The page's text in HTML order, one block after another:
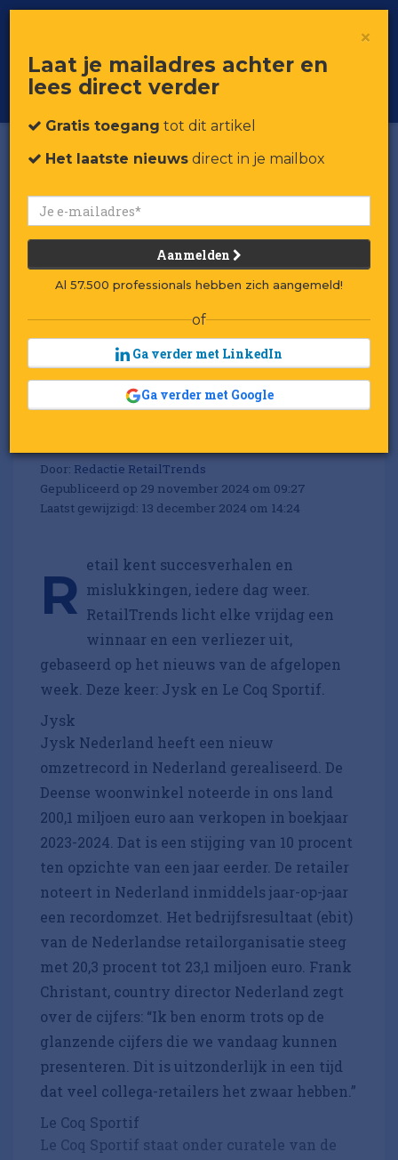
Voor professionals in retail & brands
Toggle
Winnaar/verliezer van de
week: Jysk en Le Coq
Door: Redactie RetailTrends
Gepubliceerd op 29 november 2024 om 09:27
Laatst gewijzigd: 13 december 2024 om 14:24
R etail kent succesverhalen en
mislukkingen, iedere dag weer.
RetailTrends licht elke vrijdag een
winnaar en een verliezer uit,
gebaseerd op het nieuws van de afgelopen
week. Deze keer: Jysk en Le Coq Sportif.
Jysk
Jysk Nederland heeft een nieuw
omzetrecord in Nederland gerealiseerd. De
Deense woonwinkel noteerde in ons land
200,1 miljoen euro aan verkopen in boekjaar
2023-2024. Dat is een stijging van 10 procent
ten opzichte van een jaar eerder. De retailer
noteert in Nederland inmiddels jaar-op-jaar
een recordomzet. Het bedrijfsresultaat (ebit)
van de Nederlandse retailorganisatie steeg
met 20,3 procent tot 23,1 miljoen euro. Frank
Christant, country director Nederland zegt
over de cijfers: “Ik ben enorm trots op de
glanzende cijfers die we vandaag kunnen
presenteren. Dit is uitzonderlijk in een tijd
dat veel collega-retailers het zwaar hebben.”
Le Coq Sportif
Le Coq Sportif staat onder curatele van de
×
Laat je mailadres achter en
lees direct verder
Gratis toegang tot dit artikel
Het laatste nieuws direct in je mailbox
Aanmelden
Al 57.500 professionals hebben zich aangemeld!
of
Ga verder met LinkedIn
Ga verder met Google